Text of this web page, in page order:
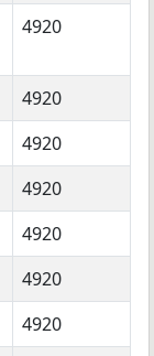
4920
4920
4920
4920
4920
4920
4920